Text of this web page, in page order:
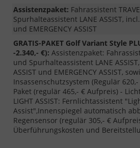
Assistenzpaket: Fahrassistent
Spurhalteassistent LANE ASSIST, incl.
und EMERGENCY ASSIST
GRATIS-PAKET Golf Variant Style
-2.340,- €): Assistenzpaket:
und Spurhalteassistent LANE ASSIST,
ASSIST und EMERGENCY ASSIST,
Insassenschutzsystem (Regulär
Paket (regulär 465,- € Aufpreis) -
LIGHT ASSIST: Fernlichtassistent
Assist",Innenspiegel automatisch
Regensensor (regulär 305,- €
Überführungskosten und